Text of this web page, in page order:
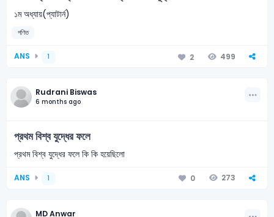
১ম অধ্যায়(প্যাটার্ন)
গণিত
ANS 1 2 499
Rudrani Biswas
6 months ago
প্রথম বিশ্ব যুদ্ধের ফলে
প্রথম বিশ্ব যুদ্ধের ফলে কি কি হয়েছিলো
ANS 1 0 273
MD Anwar